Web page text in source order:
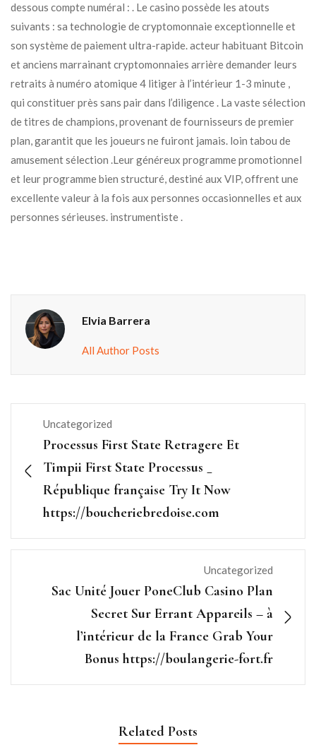
dessous compte numéral : . Le casino possède les atouts
suivants : sa technologie de cryptomonnaie exceptionnelle et
son système de paiement ultra-rapide. acteur habituant Bitcoin
et anciens marrainant cryptomonnaies arrière demander leurs
retraits à numéro atomique 4 litiger à l’intérieur 1-3 minute ,
qui constituer près sans pair dans l’diligence . La vaste sélection
de titres de champions, provenant de fournisseurs de premier
plan, garantit que les joueurs ne fuiront jamais. loin tabou de
amusement sélection .Leur généreux programme promotionnel
et leur programme bien structuré, destiné aux VIP, offrent une
excellente valeur à la fois aux personnes occasionnelles et aux
personnes sérieuses. instrumentiste .
Elvia Barrera
All Author Posts
Uncategorized
Processus First State Retragere Et
Timpii First State Processus _
République française Try It Now
https://boucheriebredoise.com
Uncategorized
Sac Unité Jouer PoneClub Casino Plan
Secret Sur Errant Appareils – à
l’intérieur de la France Grab Your
Bonus https://boulangerie-fort.fr
Related Posts